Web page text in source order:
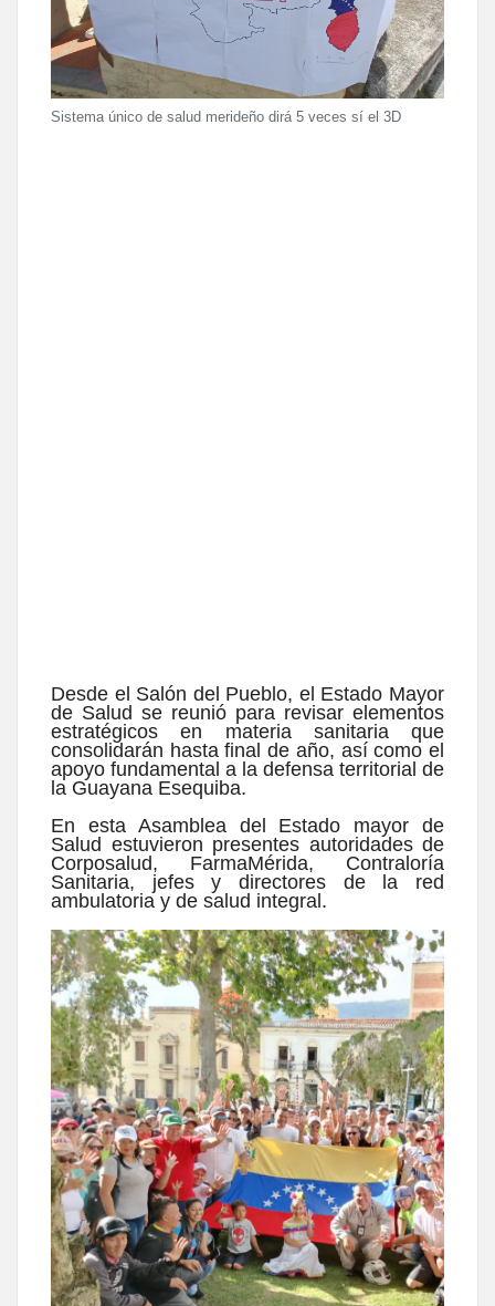
Sistema único de salud merideño dirá 5 veces sí el 3D
Desde el Salón del Pueblo, el Estado Mayor
de Salud se reunió para revisar elementos
estratégicos en materia sanitaria que
consolidarán hasta final de año, así como el
apoyo fundamental a la defensa territorial de
la Guayana Esequiba.
En esta Asamblea del Estado mayor de
Salud estuvieron presentes autoridades de
Corposalud, FarmaMérida, Contraloría
Sanitaria, jefes y directores de la red
ambulatoria y de salud integral.